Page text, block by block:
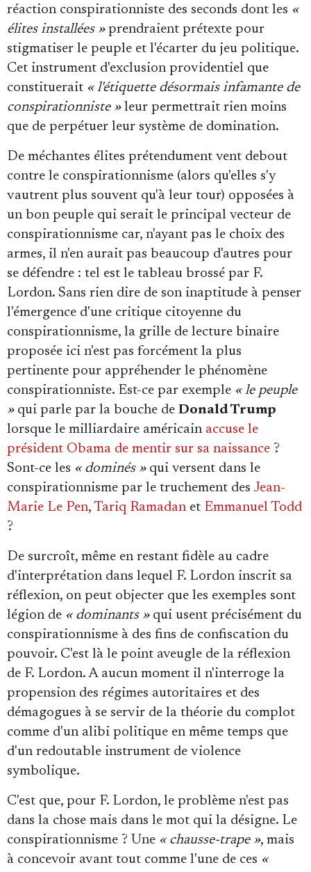
réaction conspirationniste des seconds dont les «
élites installées »prendraient prétexte pour
stigmatiser le peuple et l'écarter du jeu politique.
Cet instrument d'exclusion providentiel que
constituerait « l'étiquette désormais infamante de
conspirationniste »leur permettrait rien moins
que de perpétuer leur système de domination.
De méchantes élites prétendument vent debout
contre le conspirationnisme (alors qu'elles s'y
vautrent plus souvent qu'à leur tour) opposées à
un bon peuple qui serait le principal vecteur de
conspirationnisme car, n'ayant pas le choix des
armes, il n'en aurait pas beaucoup d'autres pour
se défendre : tel est le tableau brossé par F.
Lordon. Sans rien dire de son inaptitude à penser
l'émergence d'une critique citoyenne du
conspirationnisme, la grille de lecture binaire
proposée ici n'est pas forcément la plus
pertinente pour appréhender le phénomène
conspirationniste. Est-ce par exemple « le peuple
»qui parle par la bouche de Donald Trump
lorsque le milliardaire américain accuse le
président Obama de mentir sur sa naissance ?
Sont-ce les « dominés »qui versent dans le
conspirationnisme par le truchement des Jean-
Marie Le Pen, Tariq Ramadanet Emmanuel Todd
?
De surcroît, même en restant fidèle au cadre
d'interprétation dans lequel F. Lordon inscrit sa
réflexion, on peut objecter que les exemples sont
légion de « dominants »qui usent précisément du
conspirationnisme à des fins de confiscation du
pouvoir. C'est là le point aveugle de la réflexion
de F. Lordon. A aucun moment il n'interroge la
propension des régimes autoritaires et des
démagogues à se servir de la théorie du complot
comme d'un alibi politique en même temps que
d'un redoutable instrument de violence
symbolique.
C'est que, pour F. Lordon, le problème n'est pas
dans la chose mais dans le mot qui la désigne. Le
conspirationnisme ? Une « chausse-trape », mais
à concevoir avant tout comme l'une de ces «